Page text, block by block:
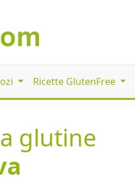
Ricette GlutenFree
glutine